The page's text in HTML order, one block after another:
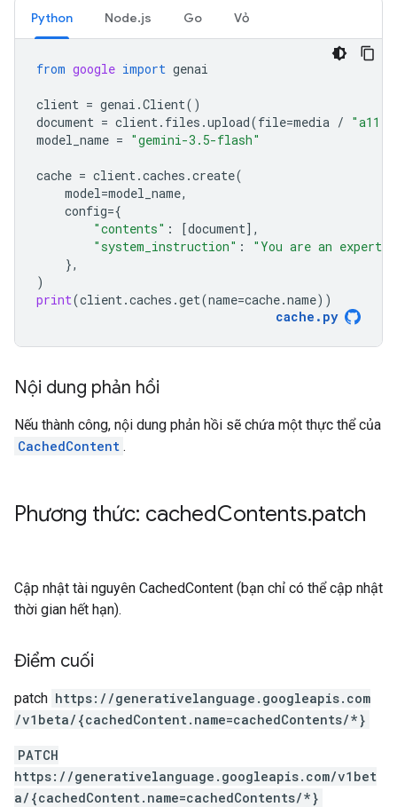
Python Node.js Go Vỏ
from google import genai
client = genai .Client()
document = client. files .upload(file=media /
model_name = "gemini-3.5-flash"
cache = client.caches .create(
model=model_name,
config={
"contents" : [document],
"system_instruction" :
"You are an expert
},
)
print(client.caches .get(name=cache.name))
cache . py
Nội dung phản hồi
Nếu thành công, nội dung phản hồi sẽ chứa một thực thể của
CachedContent .
Phương thức: cachedContents.patch
Cập nhật tài nguyên CachedContent (bạn chỉ có thể cập nhật
thời gian hết hạn).
Điểm cuối
patch https: / /generativelanguage.googleapis.com
/v1beta/{cachedContent.name=cachedContents/*}
PATCH
https://generativelanguage.googleapis.com/v1bet
a/{cachedContent.name=cachedContents/*}